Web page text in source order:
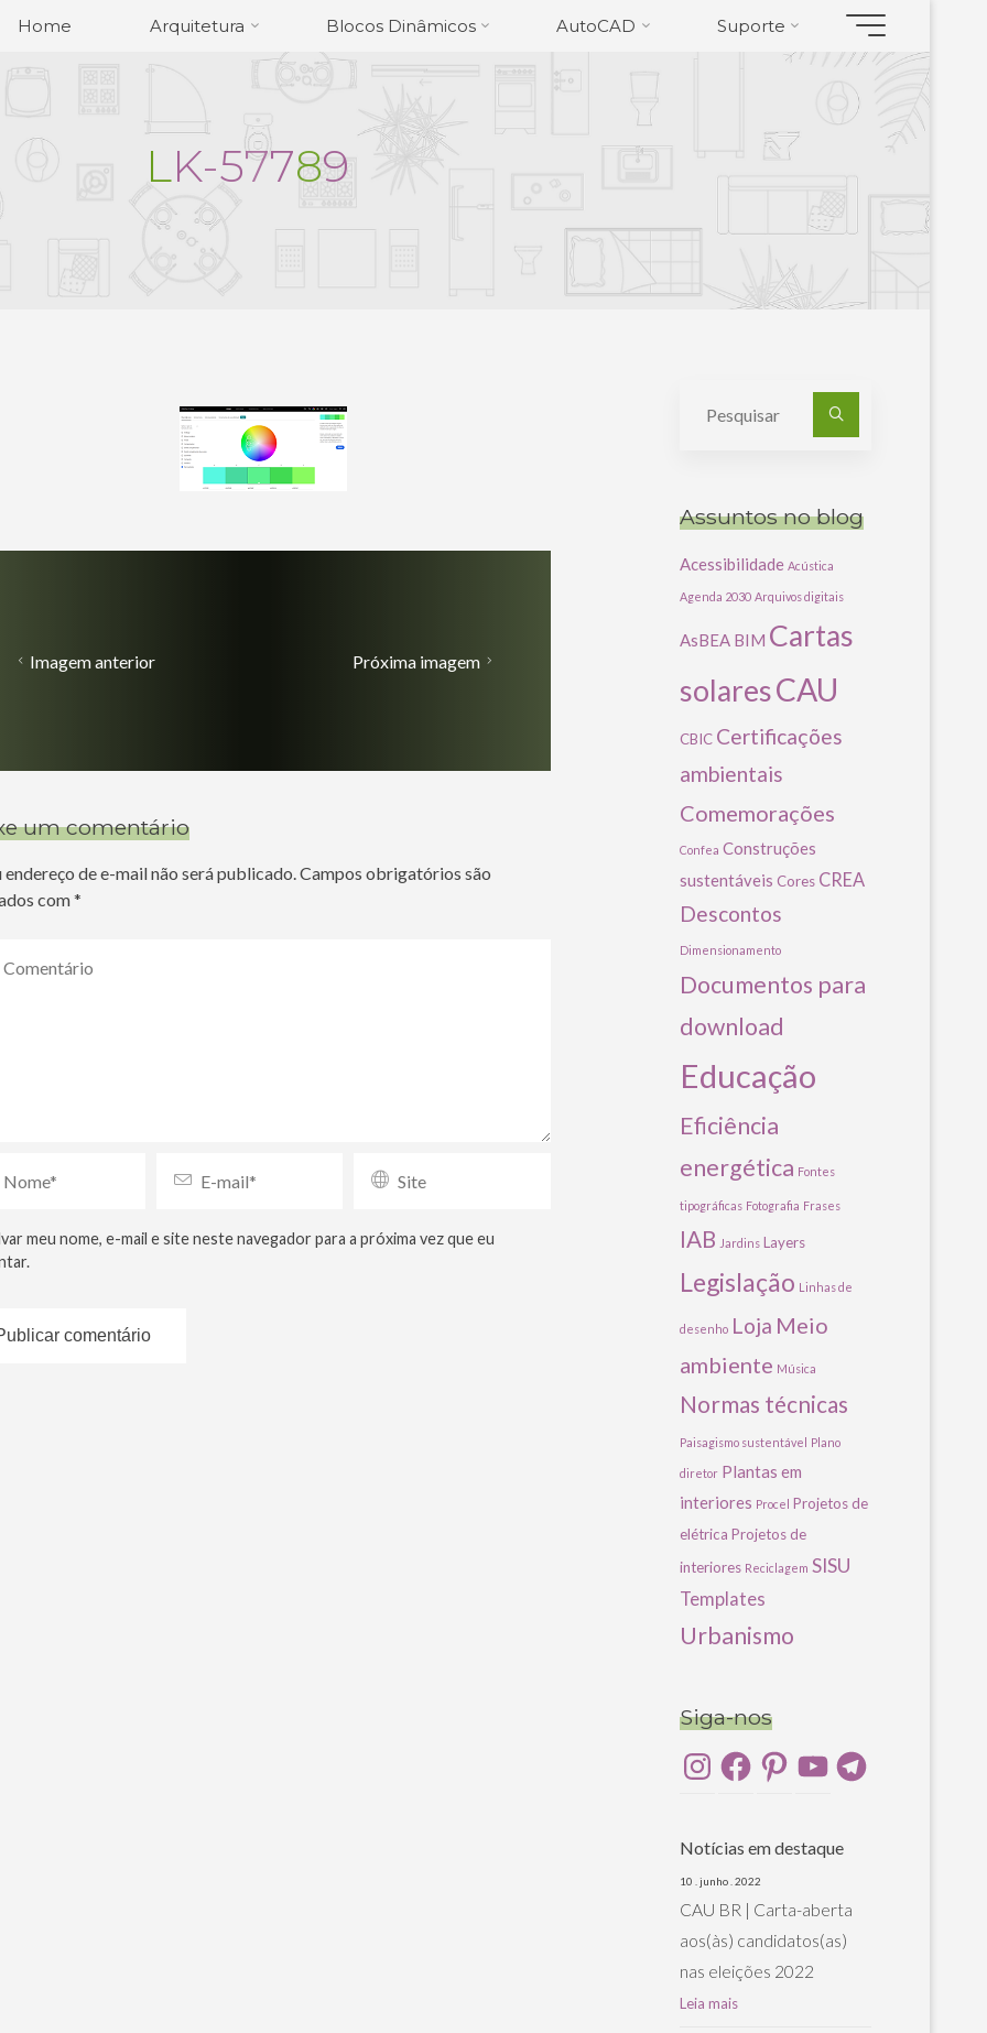
Home Arquitetura Blocos Dinâmicos AutoCAD Suporte
LK-57789
Imagem anterior Próxima imagem
um comentário
endereço de e-mail não será publicado. Campos obrigatórios são
com*
meu nome, e-mail e site neste navegador para a próxima vez que eu
Assuntos no blog
Acessibilidade Acústica
Agenda 2030 Arquivos digitais
AsBEA BIM Cartas
solaresCAU
CBIC Certificações
ambientais
Comemorações
Confea Construções
sustentáveis Cores CREA
Descontos
Dimensionamento
Documentos para
download
Educação
Eficiência
energética Fontes
tipográficas Fotografia Frases
IAB Jardins Layers
Legislação Linhas de
desenho Loja Meio
ambiente Música
Normas técnicas
Paisagismo sustentável Plano
diretor Plantas em
interiores Procel Projetos de
elétrica Projetos de
interiores Reciclagem SISU
Templates
Urbanismo
Siga-nos
InstagramFacebookPinterestYouTubeTelegram
Notícias em destaque
10 . junho . 2022
CAU BR | Carta-aberta
aos(às) candidatos(as)
nas eleições 2022
Leia mais